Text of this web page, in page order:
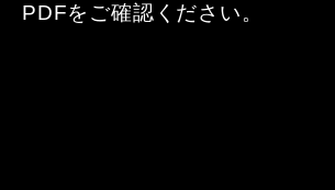
PDFをご確認ください。